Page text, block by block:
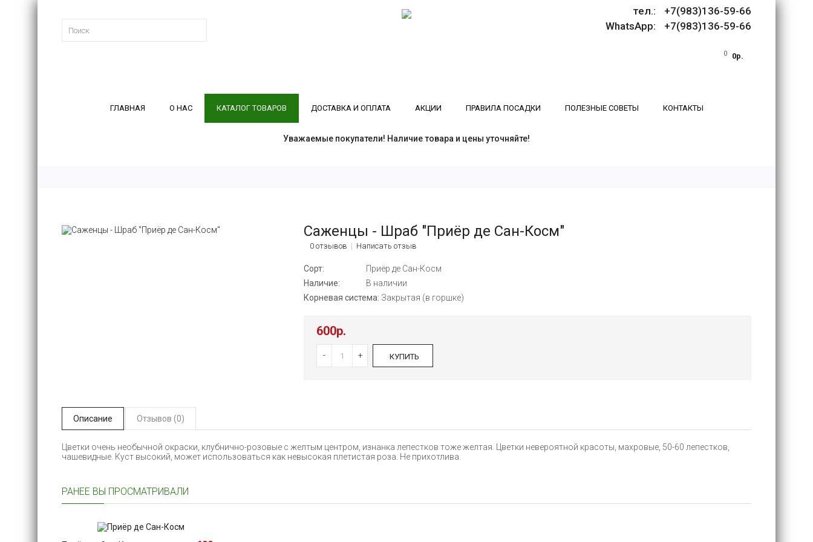
тел.: +7(983)136-59-66
WhatsApp: +7(983)136-59-66
0 0р.
ГЛАВНАЯ О НАС КАТАЛОГ ТОВАРОВ ДОСТАВКА И ОПЛАТА АКЦИИ ПРАВИЛА ПОСАДКИ ПОЛЕЗНЫЕ СОВЕТЫ КОНТАКТЫ
Уважаемые покупатели! Наличие товара и цены уточняйте!
Саженцы - Шраб "Приёр де Сан-Косм"
0 отзывов Написать отзыв
Сорт:
Приёр де Сан-Косм
Наличие:
В наличии
Корневая система: Закрытая (в горшке)
600р.
- + КУПИТЬ
Описание Отзывов (0)
Цветки очень необычной окраски, клубнично-розовые с желтым центром, изнанка лепестков тоже желтая. Цветки невероятной красоты, махровые, 50-60 лепестков,
чашевидные. Куст высокий, может использоваться как невысокая плетистая роза. Не прихотлива.
РАНЕЕ ВЫ ПРОСМАТРИВАЛИ